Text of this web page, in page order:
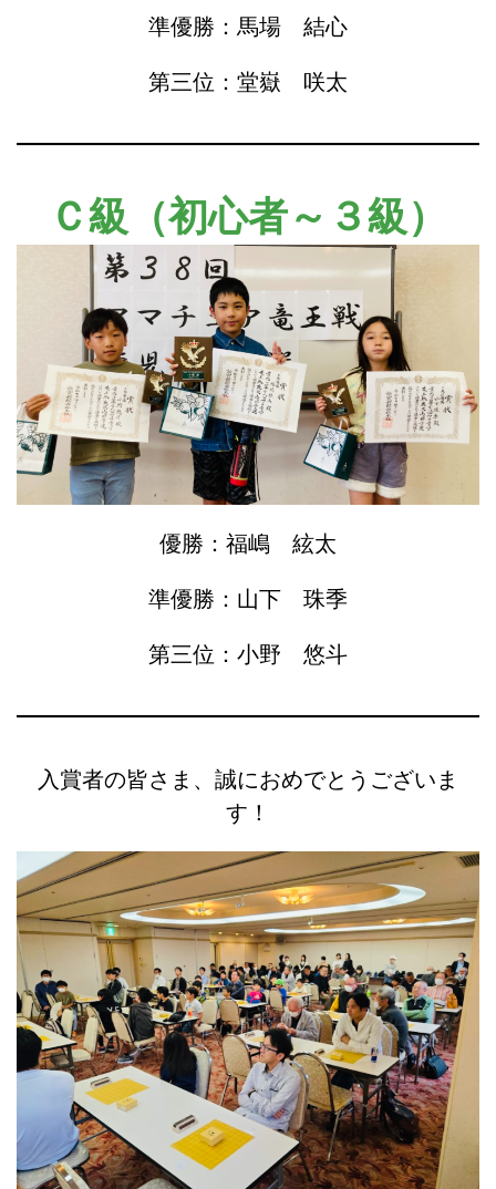
準優勝：馬場 結心
第三位：堂嶽 咲太
Ｃ級（初心者～３級）
優勝：福嶋 絃太
準優勝：山下 珠季
第三位：小野 悠斗
入賞者の皆さま、誠におめでとうございま
す！